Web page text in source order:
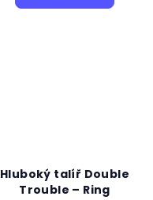
Hluboký talíř Double
Trouble – Ring